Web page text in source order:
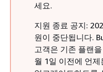
세요.
지원 종료 공지:
원이 중단됩니다.
고객은 기존 플랜
월 1일 이전에 언